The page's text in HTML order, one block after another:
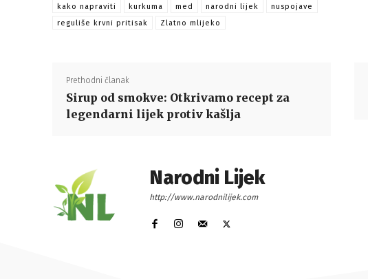
kako napraviti
kurkuma med narodni lijek
nuspojave
reguliše krvni pritisak
Zlatno mlijeko
Prethodni članak
Sirup od smokve: Otkrivamo recept za
legendarni lijek protiv kašlja
Narodni Lijek
http://www.narodnilijek.com